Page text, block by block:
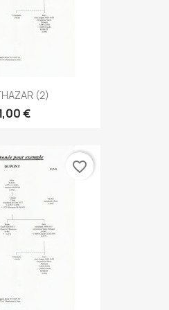
(2)
€
favorite_border